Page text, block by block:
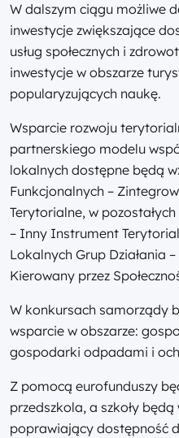
W dalszym ciągu możliwe
inwestycje zwiększające
usług społecznych i
inwestycje w obszarze
popularyzujących naukę.
Wsparcie rozwoju
partnerskiego modelu
lokalnych dostępne będą
Funkcjonalnych –
Terytorialne, w
– Inny Instrument
Lokalnych Grup Działania
Kierowany przez
W konkursach samorządy
wsparcie w obszarze:
gospodarki odpadami i
Z pomocą eurofunduszy
przedszkola, a szkoły
poprawiający dostępność